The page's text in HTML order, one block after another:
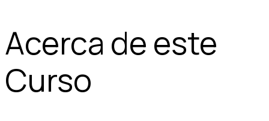
Acerca de este
Curso